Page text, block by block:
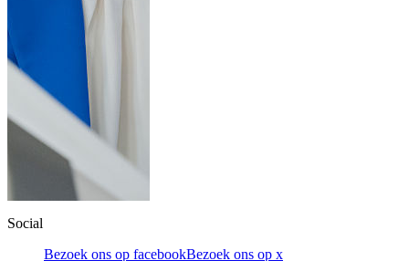
Social
Bezoek ons op facebookBezoek ons op x